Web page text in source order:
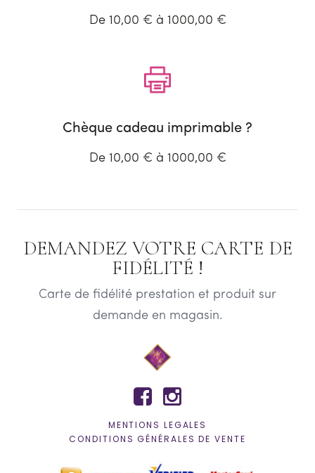
De 10,00 € à 1000,00 €
Chèque cadeau imprimable ?
De 10,00 € à 1000,00 €
DEMANDEZ VOTRE CARTE DE
FIDÉLITÉ !
Carte de fidélité prestation et produit sur
demande en magasin.
 
MENTIONS LEGALES
CONDITIONS GÉNÉRALES DE VENTE